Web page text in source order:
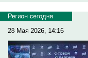
Регион сегодня
28 Мая 2026, 14:16